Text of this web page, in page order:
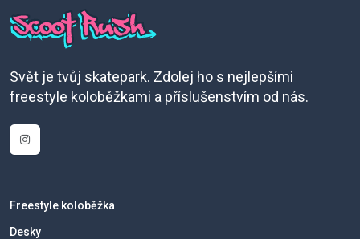
Svět je tvůj skatepark. Zdolej ho s nejlepšími
freestyle koloběžkami a příslušenstvím od nás.
Freestyle koloběžka
Desky